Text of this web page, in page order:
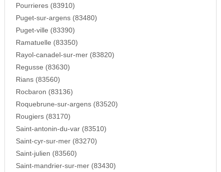
Pourrieres (83910)
Puget-sur-argens (83480)
Puget-ville (83390)
Ramatuelle (83350)
Rayol-canadel-sur-mer (83820)
Regusse (83630)
Rians (83560)
Rocbaron (83136)
Roquebrune-sur-argens (83520)
Rougiers (83170)
Saint-antonin-du-var (83510)
Saint-cyr-sur-mer (83270)
Saint-julien (83560)
Saint-mandrier-sur-mer (83430)